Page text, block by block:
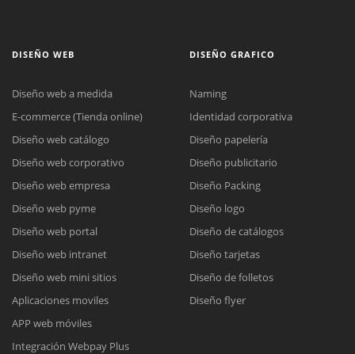
DISEÑO WEB
Diseño web a medida
E-commerce (Tienda online)
Diseño web catálogo
Diseño web corporativo
Diseño web empresa
Diseño web pyme
Diseño web portal
Diseño web intranet
Diseño web mini sitios
Aplicaciones moviles
APP web móviles
Integración Webpay Plus
DISEÑO GRAFICO
Naming
Identidad corporativa
Diseño papelería
Diseño publicitario
Diseño Packing
Diseño logo
Diseño de catálogos
Diseño tarjetas
Diseño de folletos
Diseño flyer